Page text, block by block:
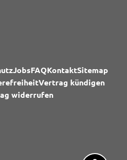
JobsFAQKontaktSitemap
Vertrag kündigen
widerrufen